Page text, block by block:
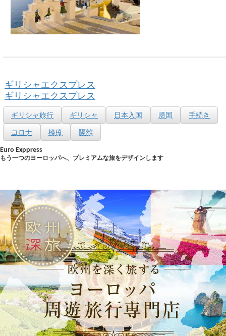
ギリシャエクスプレス
ギリシャエクスプレス
ギリシャ旅行 ギリシャ 日本入国 帰国
手続き
コロナ
検疫 隔離
Euro Exppress
もう一つのヨーロッパへ、プレミアムな旅をデザインします